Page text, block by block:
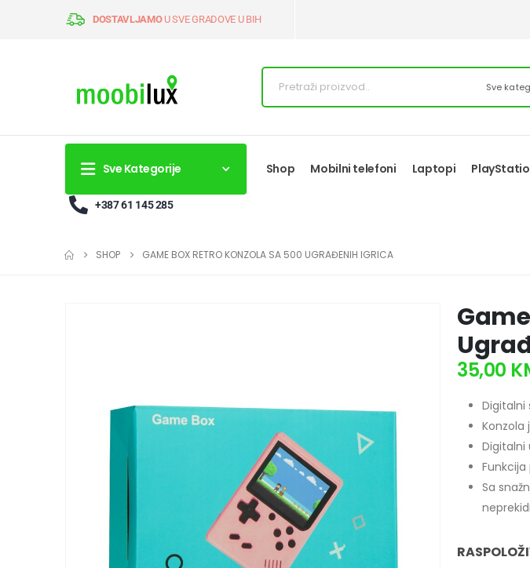
DOSTAVLJAMOU SVE GRADOVE U BIH
Sve
Sve Kategorije Shop Mobilni telefoni Laptopi
+387 61 145 285
SHOP GAME BOX RETRO KONZOLA SA 500 UGRAĐENIH IGRICA
35,00
Digitalni
Konzola
Digitalni
Sa